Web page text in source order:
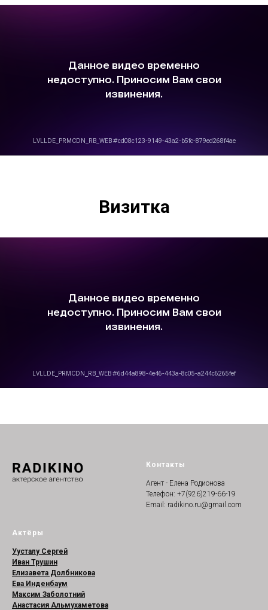
Визитка
Контакты
Агент - Елена Родионова
Телефон: +7(926)219-66-19
Email: radikino.ru@gmail.com
Актёры
Уусталу Сергей
Иван Трушин
Елизавета Долбникова
Ева Инденбаум
Максим Заболотний
Анастасия Альмухаметова